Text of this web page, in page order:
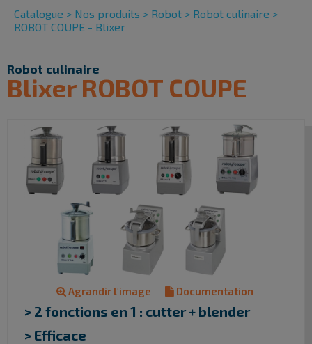
Catalogue > Nos produits > Robot > Robot culinaire >
ROBOT COUPE - Blixer
Robot culinaire
Blixer ROBOT COUPE
Agrandir l'image Documentation
> 2 fonctions en 1 : cutter + blender
> Efficace